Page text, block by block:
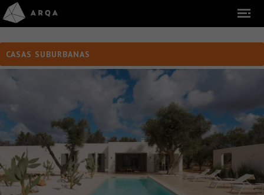
CASAS SUBURBANAS